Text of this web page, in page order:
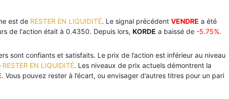
est de RESTER EN LIQUIDITÉ. Le signal précédent VENDRE a été
de l'action était à 0.4350. Depuis lors, KORDE a baissé de -5.75%.
sont confiants et satisfaits. Le prix de l’action est inférieur au niveau
RESTER EN LIQUIDITÉ. Les niveaux de prix actuels démontrent la
. Vous pouvez rester à l’écart, ou envisager d’autres titres pour un pari